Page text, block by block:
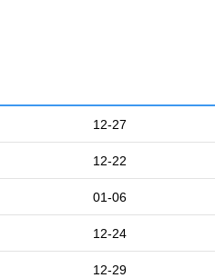
12-27
12-22
01-06
12-24
12-29